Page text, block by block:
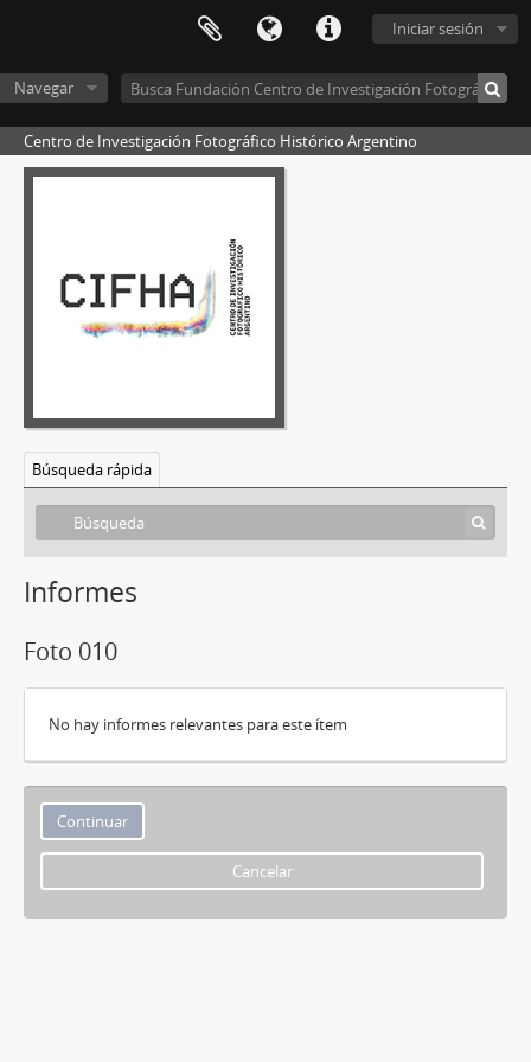
Iniciar sesión
Navegar
Centro de Investigación Fotográfico Histórico Argentino
Búsqueda rápida
Informes
Foto 010
No hay informes relevantes para este ítem
Cancelar